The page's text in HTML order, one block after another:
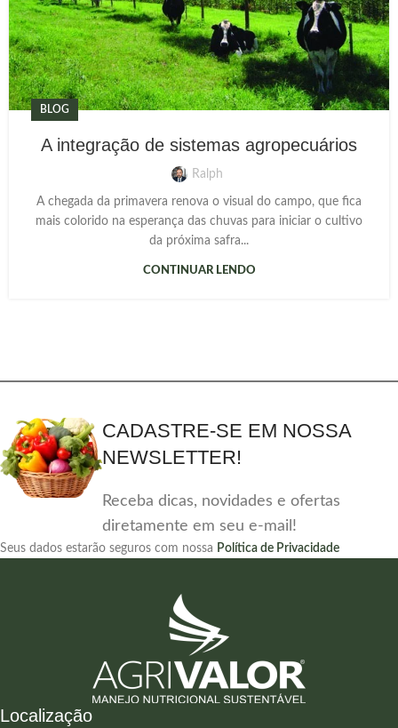
BLOG
A integração de sistemas agropecuários
Ralph
A chegada da primavera renova o visual do campo, que fica
mais colorido na esperança das chuvas para iniciar o cultivo
da próxima safra...
CONTINUAR LENDO
CADASTRE-SE EM NOSSA
NEWSLETTER!
Receba dicas, novidades e ofertas
diretamente em seu e-mail!
Seus dados estarão seguros com nossa Política de Privacidade
Localização